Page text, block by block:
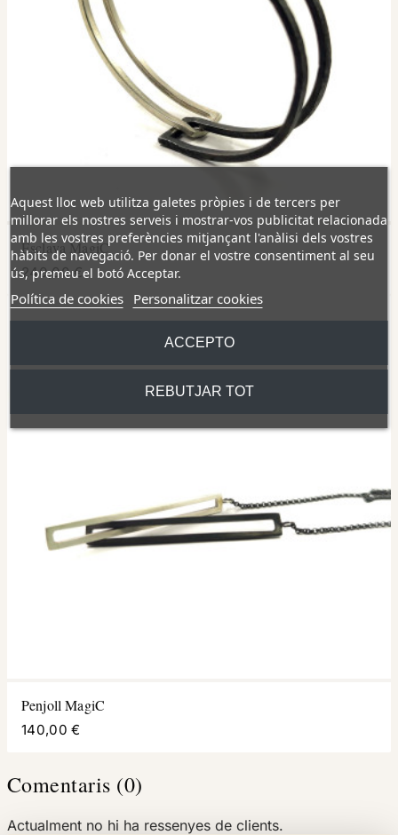
Esclava MagiC
240,00 €
Penjoll MagiC
140,00 €
Comentaris (0)
Actualment no hi ha ressenyes de clients.
Aquest lloc web utilitza galetes pròpies i de tercers per
millorar els nostres serveis i mostrar-vos publicitat relacionada
amb les vostres preferències mitjançant l'anàlisi dels vostres
hàbits de navegació. Per donar el vostre consentiment al seu
ús, premeu el botó Acceptar.
Política de cookies Personalitzar cookies
REBUTJAR TOT
ACCEPTO